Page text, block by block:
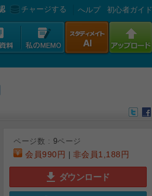
チャージする へルプ 初心者ガイド
ページ数 : 9ページ
会員990円 非会員1,188円
ダウンロード